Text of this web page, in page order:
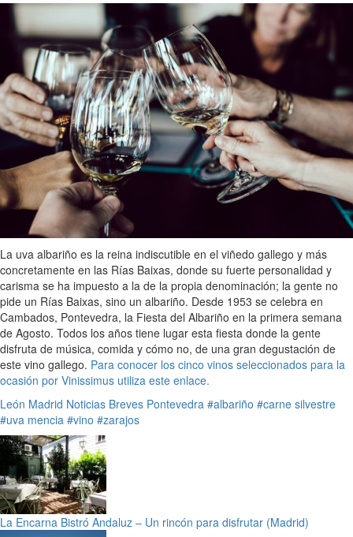
La uva albariño es la reina indiscutible en el viñedo gallego y más
concretamente en las Rías Baixas, donde su fuerte personalidad y
carisma se ha impuesto a la de la propia denominación; la gente no
pide un Rías Baixas, sino un albariño. Desde 1953 se celebra en
Cambados, Pontevedra, la Fiesta del Albariño en la primera semana
de Agosto. Todos los años tiene lugar esta fiesta donde la gente
disfruta de música, comida y cómo no, de una gran degustación de
este vino gallego. Para conocer los cinco vinos seleccionados para la
ocasión por Vinissimus utiliza este enlace.
León Madrid Noticias Breves Pontevedra #albariño #carne silvestre
#uva mencia #vino #zarajos
La Encarna Bistró Andaluz – Un rincón para disfrutar (Madrid)